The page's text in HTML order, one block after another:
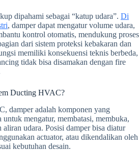
dipahami sebagai “katup udara”. Di
, damper dapat mengatur volume udara,
kontrol otomatis, mendukung proses
dari sistem proteksi kebakaran dan
memiliki konsekuensi teknis berbeda,
tidak bisa disamakan dengan fire
Ducting HVAC?
damper adalah komponen yang
untuk mengatur, membatasi, membuka,
aliran udara. Posisi damper bisa diatur
actuator, atau dikendalikan oleh
kebutuhan desain.